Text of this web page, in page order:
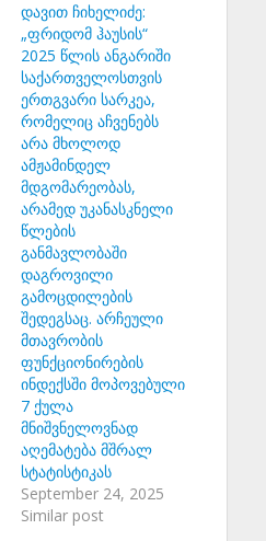
დავით ჩიხელიძე:
„ფრიდომ ჰაუსის“
2025 წლის ანგარიში
საქართველოსთვის
ერთგვარი სარკეა,
რომელიც აჩვენებს
არა მხოლოდ
ამჟამინდელ
მდგომარეობას,
არამედ უკანასკნელი
წლების
განმავლობაში
დაგროვილი
გამოცდილების
შედეგსაც. არჩეული
მთავრობის
ფუნქციონირების
ინდექსში მოპოვებული
7 ქულა
მნიშვნელოვნად
აღემატება მშრალ
სტატისტიკას
September 24, 2025
Similar post